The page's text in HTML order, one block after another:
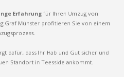
Erfahrung für Ihren Umzug von
Graf Münster profitieren Sie von einem
dafür, dass Ihr Hab und Gut sicher und
Standort in Teesside ankommt.